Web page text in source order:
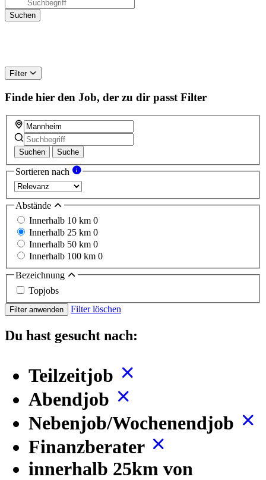
Filter
Finde hier den Job, der zu dir passt Filter
Suchen Suche
Sortieren nach
Abstände
Innerhalb 10 km 0
Innerhalb 25 km 0
Innerhalb 50 km 0
Innerhalb 100 km 0
Bezeichnung
Topjobs
Filter anwenden Filter löschen
Du hast gesucht nach:
Teilzeitjob
Abendjob
Nebenjob/Wochenendjob
Finanzberater
innerhalb 25km von